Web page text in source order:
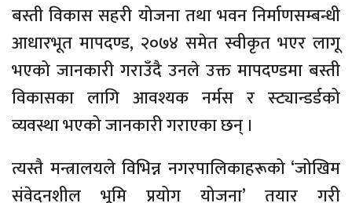
बस्ती विकास सहरी योजना तथा भवन निर्माणसम्बन्धी
आधारभूत मापदण्ड, २०७४ समेत स्वीकृत भएर लागू
भएको जानकारी गराउँदै उनले उक्त मापदण्डमा बस्ती
विकासका लागि आवश्यक नर्मस र स्ट्यान्डर्डको
व्यवस्था भएको जानकारी गराएका छन् ।
त्यस्तै मन्त्रालयले विभिन्न नगरपालिकाहरूको ‘जोखिम
संवेदनशील भूमि प्रयोग योजना’ तयार गरी